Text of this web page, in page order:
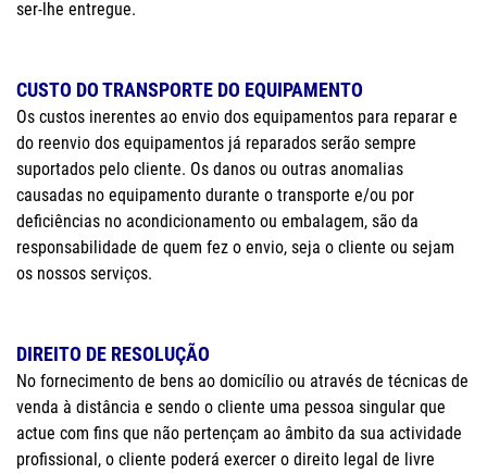
ser-lhe entregue.
CUSTO DO TRANSPORTE DO EQUIPAMENTO
Os custos inerentes ao envio dos equipamentos para reparar e
do reenvio dos equipamentos já reparados serão sempre
suportados pelo cliente. Os danos ou outras anomalias
causadas no equipamento durante o transporte e/ou por
deficiências no acondicionamento ou embalagem, são da
responsabilidade de quem fez o envio, seja o cliente ou sejam
os nossos serviços.
DIREITO DE RESOLUÇÃO
No fornecimento de bens ao domicílio ou através de técnicas de
venda à distância e sendo o cliente uma pessoa singular que
actue com fins que não pertençam ao âmbito da sua actividade
profissional, o cliente poderá exercer o direito legal de livre